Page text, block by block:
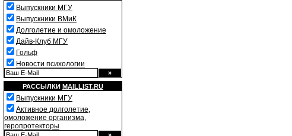
Выпускники МГУ
Выпускники ВМиК
Долголетие и омоложение
Дайв-Клуб МГУ
Гольф
Новости психологии
РАССЫЛКИ MAILLIST.RU
Выпускники МГУ
Активное долголетие,
омоложение организма,
геропротекторы